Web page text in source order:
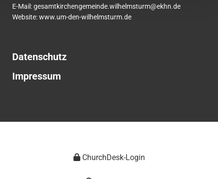
E-Mail:gesamtkirchengemeinde.wilhelmsturm@ekhn.de
Website: www.um-den-wilhelmsturm.de
Datenschutz
Impressum
ChurchDesk-Login